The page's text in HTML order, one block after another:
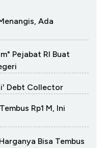
Ada
Pejabat RI Buat
Debt Collector
Rp1 M, Ini
Bisa Tembus